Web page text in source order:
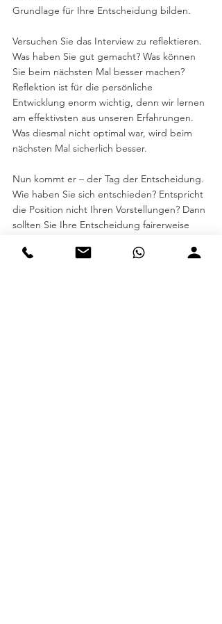
Grundlage für Ihre Entscheidung bilden.
Versuchen Sie das Interview zu reflektieren.
Was haben Sie gut gemacht? Was können
Sie beim nächsten Mal besser machen?
Reflektion ist für die persönliche
Entwicklung enorm wichtig, denn wir lernen
am effektivsten aus unseren Erfahrungen.
Was diesmal nicht optimal war, wird beim
nächsten Mal sicherlich besser.
Nun kommt er – der Tag der Entscheidung.
Wie haben Sie sich entschieden? Entspricht
die Position nicht Ihren Vorstellungen? Dann
sollten Sie Ihre Entscheidung fairerweise
Sagt Ihnen die ausgeschriebene Stelle zu?